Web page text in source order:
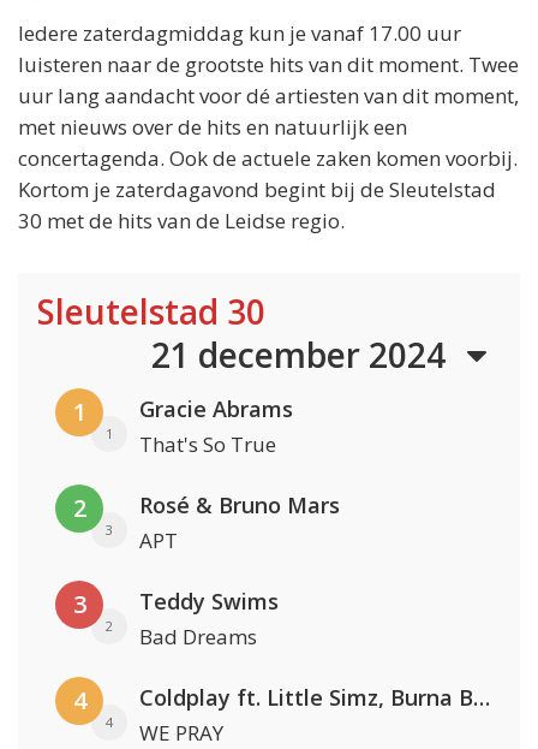
Iedere zaterdagmiddag kun je vanaf 17.00 uur
luisteren naar de grootste hits van dit moment. Twee
uur lang aandacht voor dé artiesten van dit moment,
met nieuws over de hits en natuurlijk een
concertagenda. Ook de actuele zaken komen voorbij.
Kortom je zaterdagavond begint bij de Sleutelstad
30 met de hits van de Leidse regio.
Sleutelstad 30
21 december 2024
1
1
Gracie Abrams
That's So True
2
3
Rosé & Bruno Mars
APT
3
2
Teddy Swims
Bad Dreams
4
4
Coldplay ft. Little Simz, Burna Boy, Elyanna & Tini
WE PRAY